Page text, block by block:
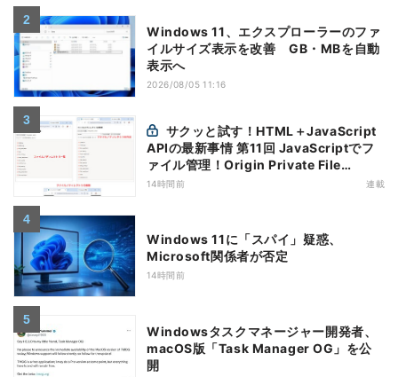
Windows 11、エクスプローラーのファ
イルサイズ表示を改善 GB・MBを自動
表示へ
2026/08/05 11:16
APIの最新事情 第11回 JavaScriptでフ
ァイル管理！Origin Private File
Systemを活用する
14時間前 連載
Windows 11に「スパイ」疑惑、
Microsoft関係者が否定
14時間前
Windowsタスクマネージャー開発者、
macOS版「Task Manager OG」を公
開